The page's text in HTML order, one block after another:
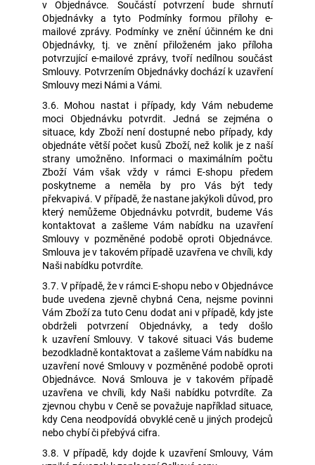
v Objednávce. Součástí potvrzení bude shrnutí
Objednávky a tyto Podmínky formou přílohy e-
mailové zprávy. Podmínky ve znění účinném ke dni
Objednávky, tj. ve znění přiloženém jako příloha
potvrzující e-mailové zprávy, tvoří nedílnou součást
Smlouvy. Potvrzením Objednávky dochází k uzavření
Smlouvy mezi Námi a Vámi.
3.6. Mohou nastat i případy, kdy Vám nebudeme
moci Objednávku potvrdit. Jedná se zejména o
situace, kdy Zboží není dostupné nebo případy, kdy
objednáte větší počet kusů Zboží, než kolik je z naší
strany umožněno. Informaci o maximálním počtu
Zboží Vám však vždy v rámci E-shopu předem
poskytneme a neměla by pro Vás být tedy
překvapivá. V případě, že nastane jakýkoli důvod, pro
který nemůžeme Objednávku potvrdit, budeme Vás
kontaktovat a zašleme Vám nabídku na uzavření
Smlouvy v pozměněné podobě oproti Objednávce.
Smlouva je v takovém případě uzavřena ve chvíli, kdy
Naši nabídku potvrdíte.
3.7. V případě, že v rámci E-shopu nebo v Objednávce
bude uvedena zjevně chybná Cena, nejsme povinni
Vám Zboží za tuto Cenu dodat ani v případě, kdy jste
obdrželi potvrzení Objednávky, a tedy došlo
k uzavření Smlouvy. V takové situaci Vás budeme
bezodkladně kontaktovat a zašleme Vám nabídku na
uzavření nové Smlouvy v pozměněné podobě oproti
Objednávce. Nová Smlouva je v takovém případě
uzavřena ve chvíli, kdy Naši nabídku potvrdíte. Za
zjevnou chybu v Ceně se považuje například situace,
kdy Cena neodpovídá obvyklé ceně u jiných prodejců
nebo chybí či přebývá cifra.
3.8. V případě, kdy dojde k uzavření Smlouvy, Vám